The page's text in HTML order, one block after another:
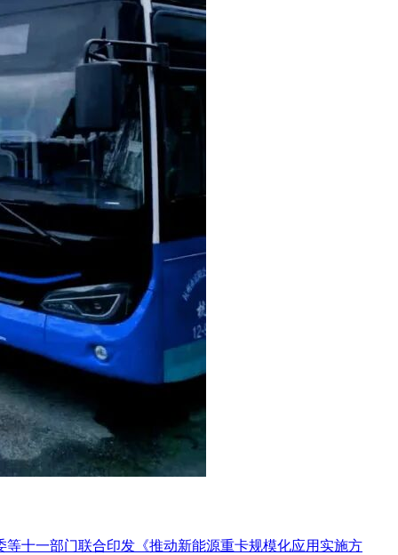
未及时关注招标文件补充通知、答疑等相关项目信息而影响
标(采购)文件供潜在投标人网上浏览及免费下载有关事项的
。
文件要求，投标人可自行选择采用现场递交或邮寄快递等方
间即为投标人投标文件的送达时间，逾期送达的投标文件无
投标文件。邮寄包裹外包封面应仅注明项目名称、项目编
标人应对自己的投标文件的快递包封和密封负责，如送达的
瀚 ;联系方式：17740808680
代表人证明书原件(法人参会时提供)、授权委托书原件(若
十一部门联合印发《推动新能源重卡规模化应用实施方